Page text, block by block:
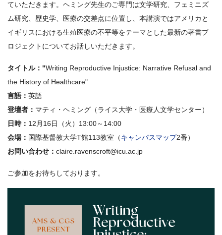
ていただきます。ヘミング先生のご専門は文学研究、フェミニズ
ム研究、歴史学、医療の交差点に位置し、本講演ではアメリカと
イギリスにおける生殖医療の不平等をテーマとした最新の著書プ
ロジェクトについてお話しいただきます。
タイトル："Writing Reproductive Injustice: Narrative Refusal and
the History of Healthcare"
言語： 英語
登壇者： マティ・ヘミング（ライス大学・医療人文学センター）
日時： 12月16日（火）13:00～14:00
会場： 国際基督教大学T館113教室（キャンパスマップ2番）
お問い合わせ： claire.ravenscroft@icu.ac.jp
ご参加をお待ちしております。